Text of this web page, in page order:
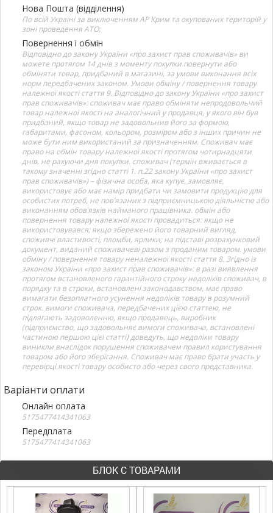
Нова Пошта (відділення)
По всій Україні за виключенням АР Крим та окупованих територій у
зоні проведення АТО;
Повернення і обмін
Відповідно до закону України «про захист прав споживачів» ви
можете протягом 14 днів з моменту покупки повернути або
обміняти товар, придбаний в магазині, за умови виконання всіх
норм передбачених законом. Умови обміну / повернення товару
належної якості стаття 9. Відповідно до закону України «про захист
прав споживачів»: споживач має право обміняти непродовольчий
товар належної якості на аналогічний у продавця, у якого він був
придбаний, якщо товар не задовольнив його за формою,
габаритами, фасоном, кольором, розміром або з інших причин не
може бути ним використаний за призначенням. Споживач має
право на обмін товару належної якості протягом чотирнадцяти
днів, не рахуючи дня покупки. споживач (термін вживається в
такому значенні згідно статті 1. п.22 закону України «про захист
прав споживачів») – фізична особа, яка купує, замовляє,
використовує або має намір придбати чи замовити продукцію для
особистих потреб, не пов’язаних з підприємницькою діяльністю або
виконанням обов’язків найманого працівника. обмін або
повернення товару належної якості провадиться: якщо не
використовувався; якщо збережено його товарний вигляд,
споживчі властивості, пломби, ярлики; на підставі розрахунковий
документ, виданий споживачеві разом з проданим товаром. умови
обміну / повернення товару неналежної якості стаття 8. Згідно із
законом України «про захист прав споживачів»: в разі виявлення
протягом встановленого гарантійного строку недоліків споживач, в
порядку та в строки, встановлені законодавством, має право
вимагати безоплатного усунення недоліків товару в розумний
строк. вимоги споживача, передбачених цією статтею, не
підлягають задоволенню, якщо продавець, виробник
(підприємство, що задовольняє вимоги споживача, встановлені
частиною першою цієї статті) доведуть, що недоліки товару
виникли внаслідок порушення споживачем правил користування
товаром або його зберігання. Споживач має право брати участь у
перевірці якості товару особисто або через свого представника.
Варіанти оплати
Онлайн оплата
5175477414341063
Передплата
5175477414341063
БЛОК С ТОВАРАМИ